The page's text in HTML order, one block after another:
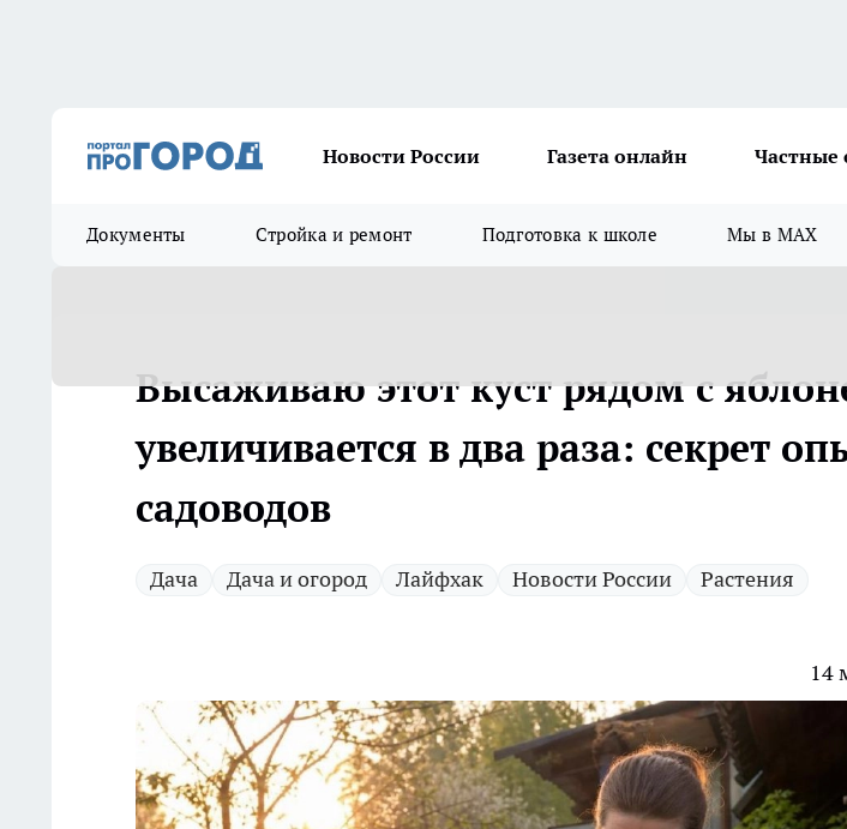
Новости России Газета онлайн Частные
Документы Стройка и ремонт Подготовка к школе Мы в MAX
Высаживаю этот куст рядом с
увеличивается в два раза: секрет
садоводов
Дача Дача и огород Лайфхак Новости России Растения
14